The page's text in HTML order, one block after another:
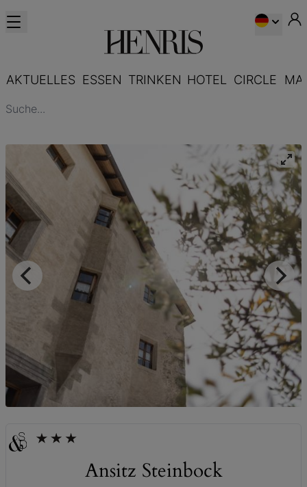
AKTUELLES ESSEN TRINKEN HOTEL CIRCLE
Ansitz Steinbock